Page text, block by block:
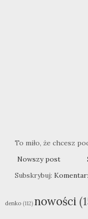
To miło, że chcesz
Nowszy post
Subskrybuj:
denko (112) nowości